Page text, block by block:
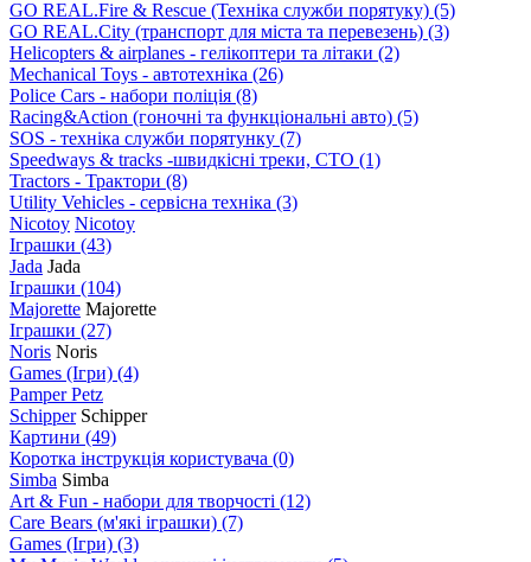
GO REAL.Fire & Rescue (Техніка служби порятуку) (5)
GO REAL.City (транспорт для міста та перевезень) (3)
Helicopters & airplanes - гелікоптери та літаки (2)
Mechanical Toys - автотехніка (26)
Police Cars - набори поліція (8)
Racing&Action (гоночні та функціональні авто) (5)
SOS - техніка служби порятунку (7)
Speedways & tracks -швидкісні треки, СТО (1)
Tractors - Трактори (8)
Utility Vehicles - сервісна техніка (3)
Nicotoy Nicotoy
Іграшки (43)
Jada Jada
Іграшки (104)
Majorette Majorette
Іграшки (27)
Noris Noris
Games (Ігри) (4)
Pamper Petz
Schipper Schipper
Картини (49)
Коротка інструкція користувача (0)
Simba Simba
Art & Fun - набори для творчості (12)
Care Bears (м'які іграшки) (7)
Games (Ігри) (3)